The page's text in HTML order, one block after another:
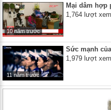
10 năm trước
Mại dâm hợp
1,764 lượt xem
11 năm trước
Sức mạnh
1,979 lượt xem